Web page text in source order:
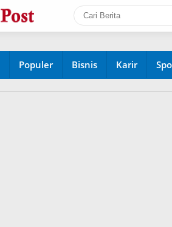
Populer Bisnis Karir